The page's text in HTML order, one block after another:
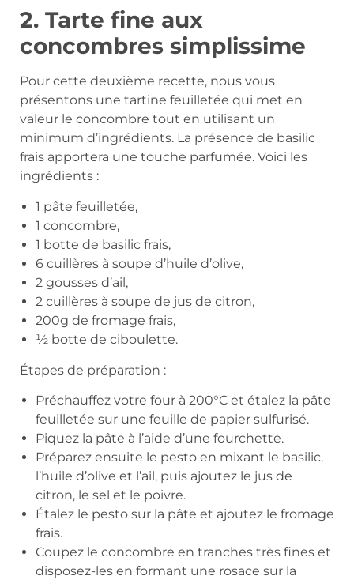
2. Tarte fine aux
concombres simplissime
Pour cette deuxième recette, nous vous
présentons une tartine feuilletée qui met en
valeur le concombre tout en utilisant un
minimum d’ingrédients. La présence de basilic
frais apportera une touche parfumée. Voici les
ingrédients :
1 pâte feuilletée,
1 concombre,
1 botte de basilic frais,
6 cuillères à soupe d’huile d’olive,
2 gousses d’ail,
2 cuillères à soupe de jus de citron,
200g de fromage frais,
½ botte de ciboulette.
Étapes de préparation :
Préchauffez votre four à 200°C et étalez la pâte
feuilletée sur une feuille de papier sulfurisé.
Piquez la pâte à l’aide d’une fourchette.
Préparez ensuite le pesto en mixant le basilic,
l’huile d’olive et l’ail, puis ajoutez le jus de
citron, le sel et le poivre.
Étalez le pesto sur la pâte et ajoutez le fromage
frais.
Coupez le concombre en tranches très fines et
disposez-les en formant une rosace sur la